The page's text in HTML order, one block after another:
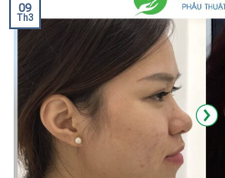
09
Th3